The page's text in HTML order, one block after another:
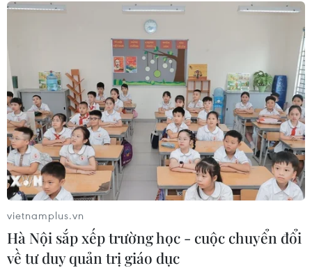
vietnamplus.vn
Hà Nội sắp xếp trường học - cuộc chuyển đổi
về tư duy quản trị giáo dục